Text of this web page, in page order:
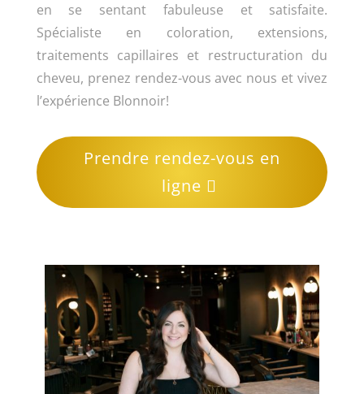
en se sentant fabuleuse et satisfaite.
Spécialiste en coloration, extensions,
traitements capillaires et restructuration du
cheveu, prenez rendez-vous avec nous et vivez
l’expérience Blonnoir!
Prendre rendez-vous en
ligne